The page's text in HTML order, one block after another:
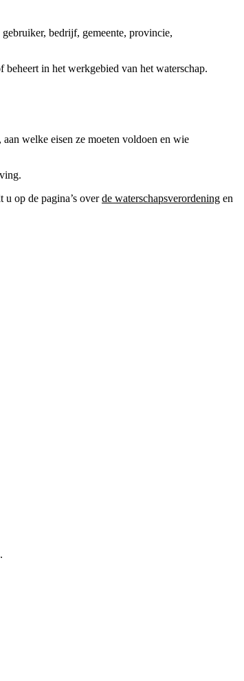
bedrijf, gemeente, provincie,
in het werkgebied van het waterschap.
welke eisen ze moeten voldoen en wie
op de pagina’s overde waterschapsverordening en